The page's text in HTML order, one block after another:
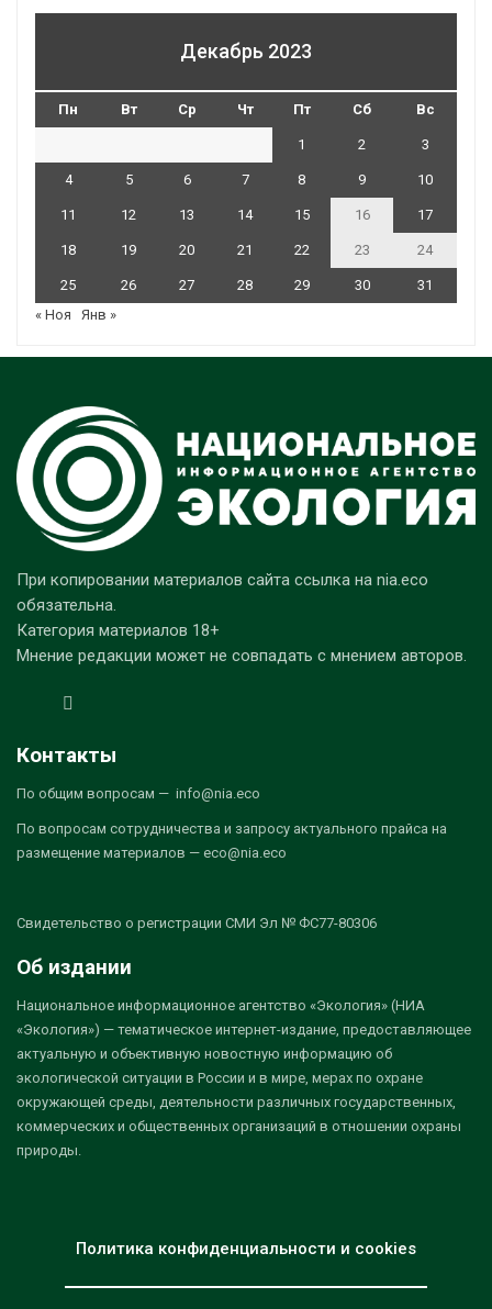
Декабрь 2023
Пн Вт Ср Чт Пт Сб Вс
1 2 3
4 5 6 7 8 9 10
11 12 13 14 15 16 17
18 19 20 21 22 23 24
25 26 27 28 29 30
31
« Ноя
Янв »
При копировании материалов сайта ссылка на nia.eco
обязательна.
Категория материалов 18+
Мнение редакции может не совпадать с мнением авторов.
Контакты
По общим вопросам — info@nia.eco
По вопросам сотрудничества и запросу актуального прайса на
размещение материалов — eco@nia.eco
Свидетельство о регистрации СМИ Эл № ФС77-80306
Об издании
Национальное информационное агентство «Экология» (НИА
«Экология») — тематическое интернет-издание, предоставляющее
актуальную и объективную новостную информацию об
экологической ситуации в России и в мире, мерах по охране
окружающей среды, деятельности различных государственных,
коммерческих и общественных организаций в отношении охраны
природы.
Политика конфиденциальности и cookies